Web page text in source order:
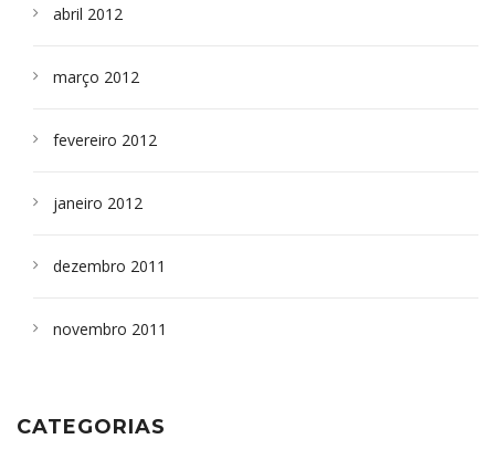
abril 2012
março 2012
fevereiro 2012
janeiro 2012
dezembro 2011
novembro 2011
CATEGORIAS